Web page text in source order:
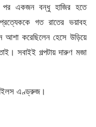
পর একজন বন্ধু হাজির হতে
গত রাতের ভয়াবহ
আশা করেছিলেন হেসে উড়িয়ে
সবাইই গল্পটায় দারুণ মজা
এণ্ড্রুজ।